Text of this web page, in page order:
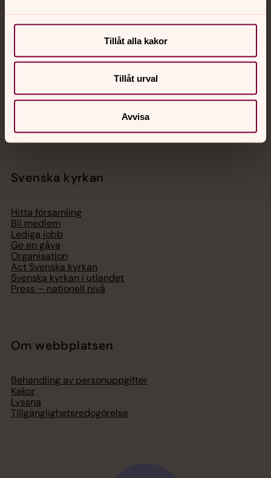
Tillåt alla kakor
Tillåt urval
Avvisa
Jourhavande präst
Akut samtals- och krisstöd. Prata eller chatta anonymt
med en präst på kvällar och nätter.
Digitalt brev
Svenska kyrkan
Hitta församling
Bli medlem
Lediga jobb
Ge en gåva
Organisation
Act Svenska kyrkan
Svenska kyrkan i utlandet
Press – nationell nivå
Om webbplatsen
Behandling av personuppgifter
Kakor
Lyssna
Tillgänglighetsredogörelse